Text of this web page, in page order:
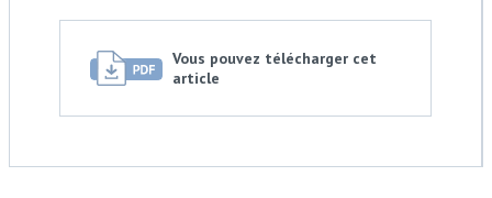
Vous pouvez télécharger cet
article